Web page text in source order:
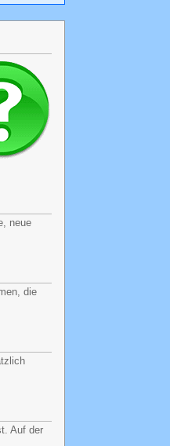
neue
die
Auf der